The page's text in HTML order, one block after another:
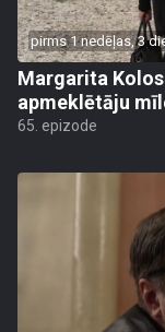
pirms 1 nedēļas, 3
Margarita
apmeklētāju
65. epizode